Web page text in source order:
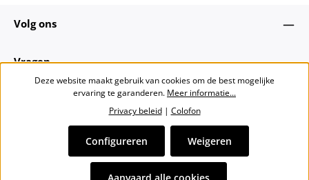
Volg ons
Vragen
Alle prijzen incl. btw plusverzendkosten
Deze website maakt gebruik van cookies om de best mogelijke
ervaring te garanderen. Meer informatie...
Privacy beleid| Colofon
Weigeren
Configureren